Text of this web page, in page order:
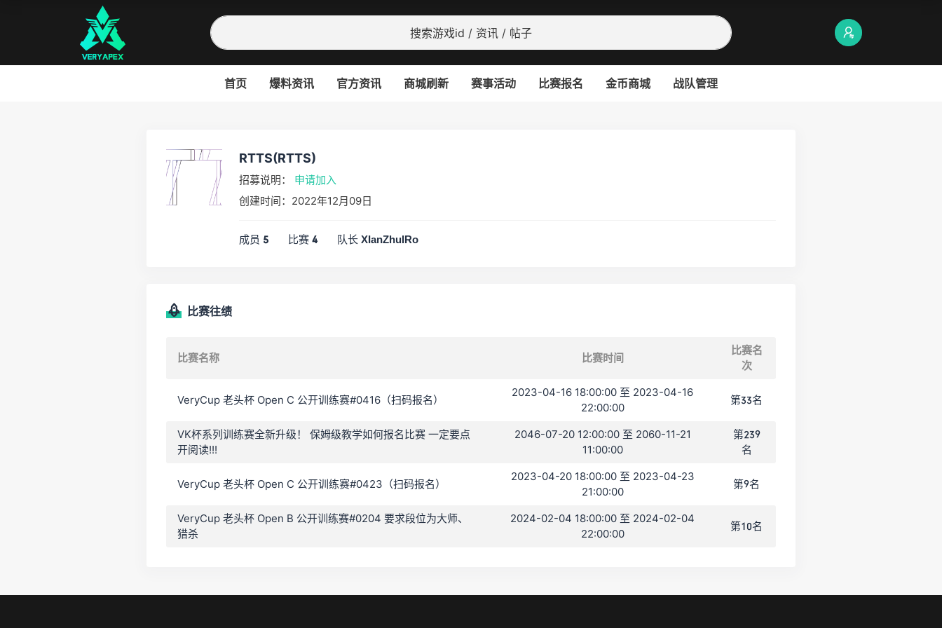
首页 爆料资讯 官方资讯 商城刷新 赛事活动 比赛报名 金币商城 战队管理
RTTS(RTTS)
招募说明： 申请加入
创建时间：2022年12月09日
成员 5 比赛 4 队长 XIanZhuIRo
比赛往绩
比赛名称 比赛时间
比赛名
次
VeryCup 老头杯 Open C 公开训练赛#0416（扫码报名）
2023-04-16 18:00:00 至 2023-04-16
22:00:00
第33名
VK杯系列训练赛全新升级！ 保姆级教学如何报名比赛 一定要点
开阅读!!!
2046-07-20 12:00:00 至 2060-11-21
11:00:00
第239
名
VeryCup 老头杯 Open C 公开训练赛#0423（扫码报名）
2023-04-20 18:00:00 至 2023-04-23
21:00:00
第9名
VeryCup 老头杯 Open B 公开训练赛#0204 要求段位为大师、
猎杀
2024-02-04 18:00:00 至 2024-02-04
22:00:00
第10名